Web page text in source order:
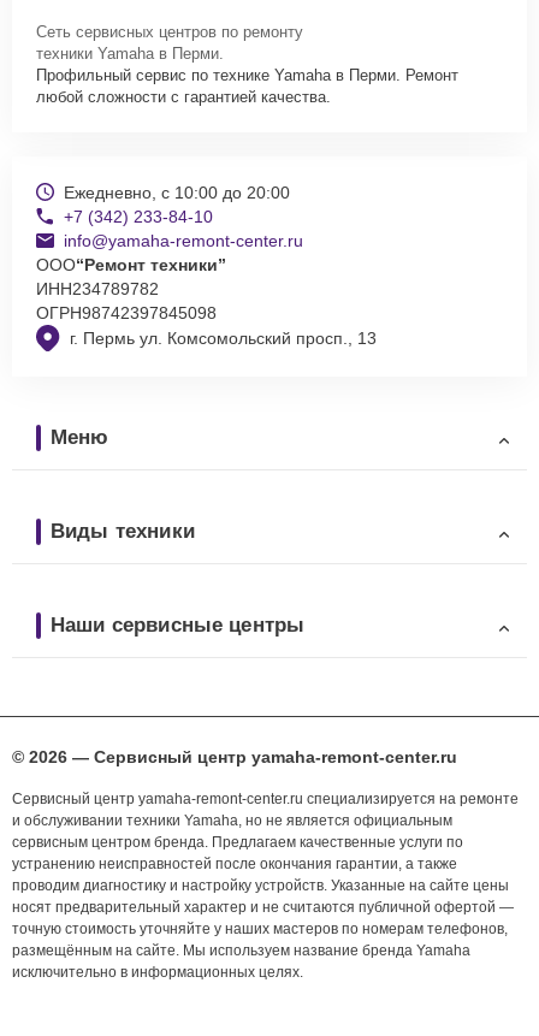
Сеть сервисных центров по ремонту
техники Yamaha в Перми.
Профильный сервис по технике Yamaha в Перми. Ремонт
любой сложности с гарантией качества.
г. Пермь ул. Комсомольский просп., 13
Ежедневно, с 10:00 до 20:00
+7 (342) 233-84-10
info@yamaha-remont-center.ru
ООО“Ремонт техники”
ИНН234789782
ОГРН98742397845098
Меню
Виды техники
Наши сервисные центры
© 2026 — Сервисный центр yamaha-remont-center.ru
Сервисный центр yamaha-remont-center.ru специализируется на ремонте
и обслуживании техники Yamaha, но не является официальным
сервисным центром бренда. Предлагаем качественные услуги по
устранению неисправностей после окончания гарантии, а также
проводим диагностику и настройку устройств. Указанные на сайте цены
носят предварительный характер и не считаются публичной офертой —
точную стоимость уточняйте у наших мастеров по номерам телефонов,
размещённым на сайте. Мы используем название бренда Yamaha
исключительно в информационных целях.